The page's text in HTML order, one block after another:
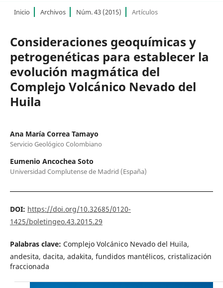
Inicio Archivos Núm. 43 (2015) Artículos
Consideraciones geoquímicas y
petrogenéticas para establecer la
evolución magmática del
Complejo Volcánico Nevado del
Huila
Ana María Correa Tamayo
Servicio Geológico Colombiano
Eumenio Ancochea Soto
Universidad Complutense de Madrid (España)
DOI: https://doi.org/10.32685/0120-
1425/boletingeo.43.2015.29
Palabras clave: Complejo Volcánico Nevado del Huila,
andesita, dacita, adakita, fundidos mantélicos, cristalización
fraccionada